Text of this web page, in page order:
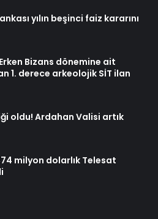
yılın beşinci faiz kararını
Bizans dönemine ait
1. derece arkeolojik SİT ilan
oldu! Ardahan Valisi artık
milyon dolarlık Telesat